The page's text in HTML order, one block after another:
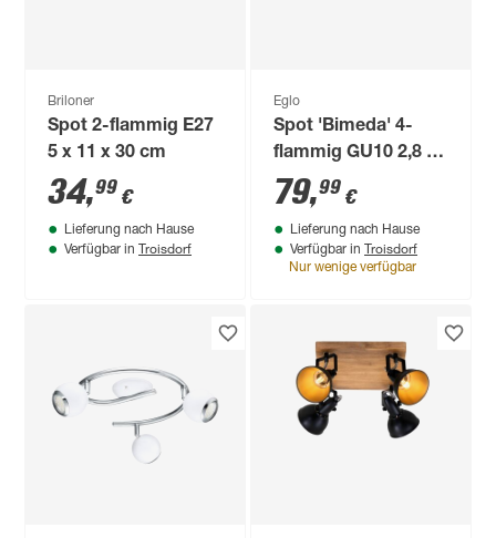
Briloner
Spot 2-flammig E27
5 x 11 x 30 cm
34,99 €
Lieferung nach Hause
Verfügbar in Troisdorf
Eglo
Spot 'Bimeda' 4-
flammig GU10 2,8 W
250 lm warmweiß 64
x 10 cm
79,99 €
Lieferung nach Hause
Verfügbar in Troisdorf
Nur wenige verfügbar